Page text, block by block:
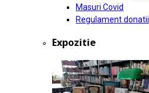
Masuri Covid
Regulament donatii
Expozitie